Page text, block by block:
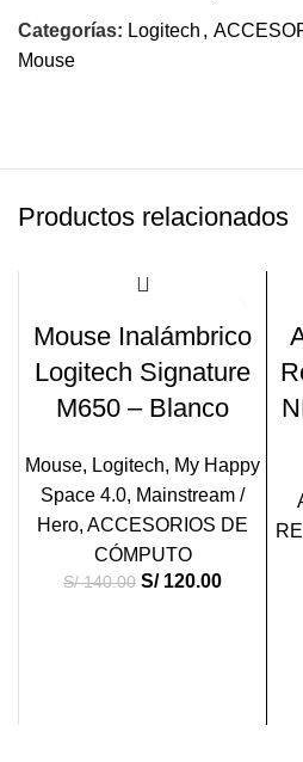
Categorías: Logitech ,
Mouse
Productos relacionados
Mouse Inalámbrico
Logitech Signature
M650 – Blanco
Mouse, Logitech, My Happy
Space 4.0, Mainstream /
Hero, ACCESORIOS DE
CÓMPUTO
S/140.00 S/120.00